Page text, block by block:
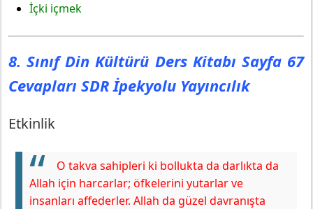
İçki içmek
8. Sınıf Din Kültürü Ders Kitabı Sayfa 67
Cevapları SDR İpekyolu Yayıncılık
Etkinlik
O takva sahipleri ki bollukta da darlıkta da
Allah için harcarlar; öfkelerini yutarlar ve
insanları affederler. Allah da güzel davranışta